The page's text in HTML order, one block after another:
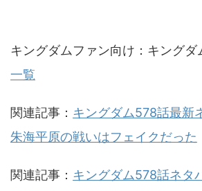
キングダムファン向け：キングダ
一覧
関連記事： キングダム578話最新
朱海平原の戦いはフェイクだった
関連記事： キングダム578話ネタ